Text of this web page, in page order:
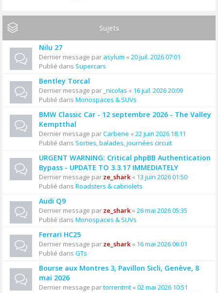
Sujets
Nilu 27
Dernier message par asylum « 20 juil. 2026 07:01
Publié dans Supercars
Bentley Torcal
Dernier message par _nicolas « 16 juil. 2026 20:09
Publié dans Monospaces & SUVs
BMW Classic Car - 12 septembre 2026 - The Valley
Kemptthal
Dernier message parCarbene « 22 juin 2026 18:11
Publié dans Sorties, balades, journées circuit
URGENT WARNING: Critical phpBB Authentication
Bypass - UPDATE TO 3.3.17 IMMEDIATELY
Dernier message par ze_shark« 13 juin 2026 01:50
Publié dans Roadsters & cabriolets
Audi Q9
Dernier message par ze_shark« 26 mai 2026 05:35
Publié dans Monospaces & SUVs
Ferrari HC25
Dernier message par ze_shark« 16 mai 2026 06:01
Publié dans GTs
Bourse aux Montres 3, Pavillon Sicli, Genève, 8
mai 2026
Dernier message partorrentmt « 02 mai 2026 10:51